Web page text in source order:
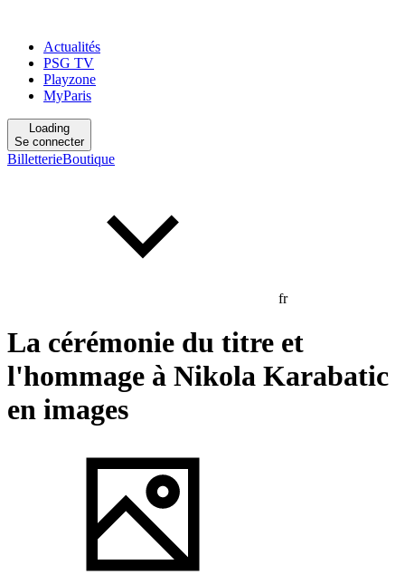
Actualités
PSG TV
Playzone
MyParis
Loading
Se connecter
BilletterieBoutique
fr
La cérémonie du titre et
l'hommage à Nikola Karabatic
en images